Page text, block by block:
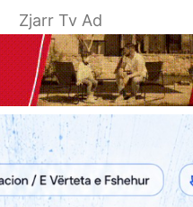
Zjarr Tv Ad